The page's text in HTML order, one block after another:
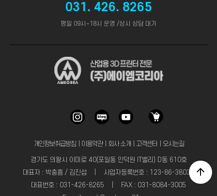
031. 426. 8265
평일 09시~18시 운영 /상시 상담 대기
개인정보취급방침｜ 이용약관｜ 회사 소개 고객센터 오시는길
경기도 의왕시 이미로 40(포일동 인덕원 IT밸리) D동 610호
대표자 : 박충흠 / 김진섭 | 사업자등록번호 : 123-86-38031
대표번호 : 031-426-8265 | FAX : 031-8084-3005